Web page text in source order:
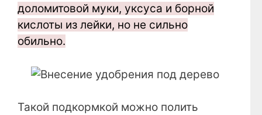
доломитовой муки, уксуса и борной
кислоты из лейки, но не сильно
обильно.
Такой подкормкой можно полить